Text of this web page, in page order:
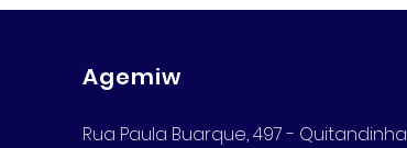
Agemiw
Rua Paula Buarque, 497 - Quitandinha